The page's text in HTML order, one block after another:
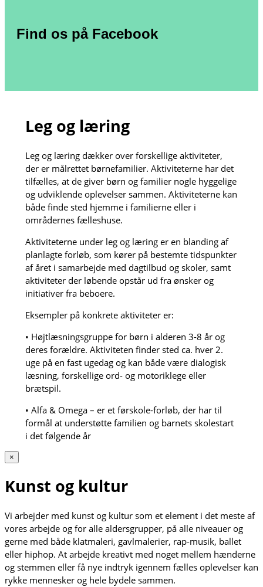
Find os på Facebook
Leg og læring
Leg og læring dækker over forskellige aktiviteter,
der er målrettet børnefamilier. Aktiviteterne har det
tilfælles, at de giver børn og familier nogle hyggelige
og udviklende oplevelser sammen. Aktiviteterne kan
både finde sted hjemme i familierne eller i
områdernes fælleshuse.
Aktiviteterne under leg og læring er en blanding af
planlagte forløb, som kører på bestemte tidspunkter
af året i samarbejde med dagtilbud og skoler, samt
aktiviteter der løbende opstår ud fra ønsker og
initiativer fra beboere.
Eksempler på konkrete aktiviteter er:
• Højtlæsningsgruppe for børn i alderen 3-8 år og
deres forældre. Aktiviteten finder sted ca. hver 2.
uge på en fast ugedag og kan både være dialogisk
læsning, forskellige ord- og motoriklege eller
brætspil.
• Alfa & Omega – er et førskole-forløb, der har til
formål at understøtte familien og barnets skolestart
i det følgende år
×
Kunst og kultur
Vi arbejder med kunst og kultur som et element i det meste af
vores arbejde og for alle aldersgrupper, på alle niveauer og
gerne med både klatmaleri, gavlmalerier, rap-musik, ballet
eller hiphop. At arbejde kreativt med noget mellem hænderne
og stemmen eller få nye indtryk igennem fælles oplevelser kan
rykke mennesker og hele bydele sammen.